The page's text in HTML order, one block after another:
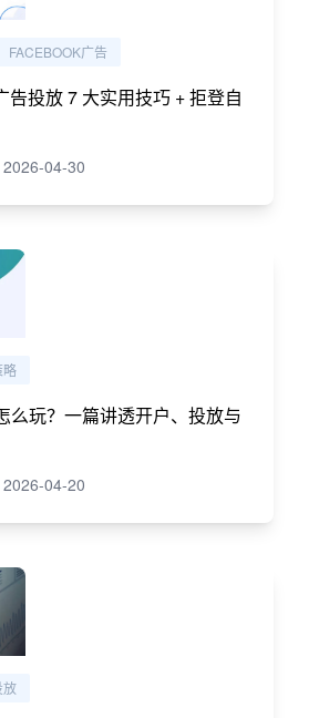
FACEBOOK广告
告投放 7 大实用技巧 + 拒登自
04-30
略
么玩？一篇讲透开户、投放与
04-20
放